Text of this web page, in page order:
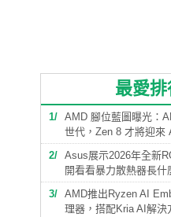
最愛
1
AMD 腳位藍圖曝光：
世代，Zen 8 才將迎來
2
Asus展示2026年全新
開看看暴力散熱器長什
3
AMD推出Ryzen AI
理器，搭配Kria AI解決